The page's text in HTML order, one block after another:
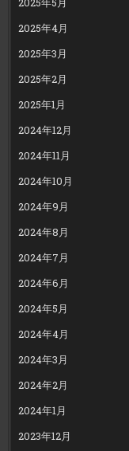
2025年4月
2025年3月
2025年2月
2025年1月
2024年12月
2024年11月
2024年10月
2024年9月
2024年8月
2024年7月
2024年6月
2024年5月
2024年4月
2024年3月
2024年2月
2024年1月
2023年12月